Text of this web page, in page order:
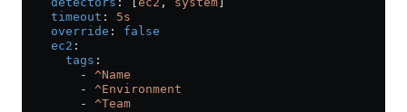
    timeout
: 5s
    override
: false
    ec2
:
      tags
:
        -
^Name
        -
^Environment
        -
^Team